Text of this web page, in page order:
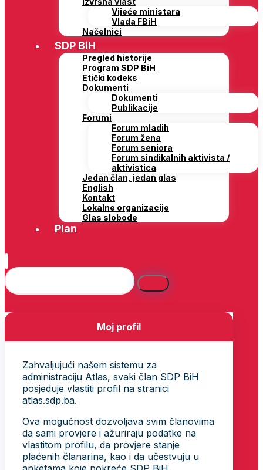
Vijeće ministara
Vlada FBiH
Načelnici
SDP BiH
Pregled historije
Program SDP BiH
Etički kodeks
Dokumenti
Dokumenti
Publikacije
Forumi
Forum mladih
Forum žena
Forum seniora
Forum sindikalnih aktivista /
aktivistica
Jedan član, jedan glas
English
Kontakt
Lokalne organizacije
Glas slobode
Plan
Moj profil
Zahvaljujući našem sistemu za
administraciju Atlas, svaki član SDP BiH
posjeduje vlastiti profil na stranici
atlas.sdp.ba.
Ova mogućnost dozvoljava svim članovima
da sami provjere i ažuriraju podatke na
vlastitom profilu, da provjere stanje
plaćenih članarina, kao i da učestvuju u